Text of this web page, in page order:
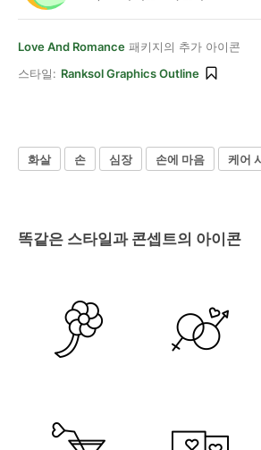
Love And Romance 패키지의 추가 아이콘
스타일: Ranksol Graphics Outline
화살 손 심장 손에 마음 케어
똑같은 스타일과 콘셉트의 아이콘